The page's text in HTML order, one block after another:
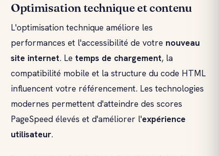
Optimisation technique et contenu
L'optimisation technique améliore les
performances et l'accessibilité de votre nouveau
site internet. Le temps de chargement, la
compatibilité mobile et la structure du code HTML
influencent votre référencement. Les technologies
modernes permettent d'atteindre des scores
PageSpeed élevés et d'améliorer l'expérience
utilisateur.